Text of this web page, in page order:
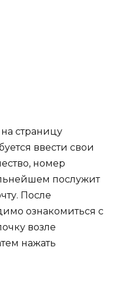
страницу
ввести свои
номер
послужит
После
ознакомиться с
возле
нажать